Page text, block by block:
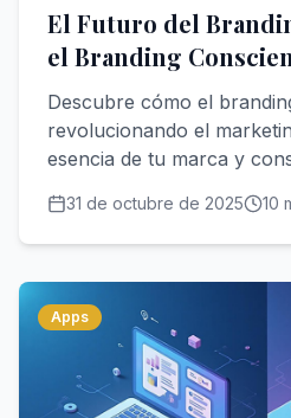
El Futuro del
el Branding
Marcas Auténticas en
Descubre cómo el
revolucionando el
esencia de tu marca y
audiencia en la era digital.
31 de octubre de 2025 10
Apps